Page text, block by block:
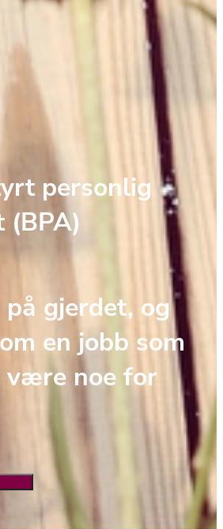
personlig
(BPA)
gjerdet, og
en jobb som
være noe for